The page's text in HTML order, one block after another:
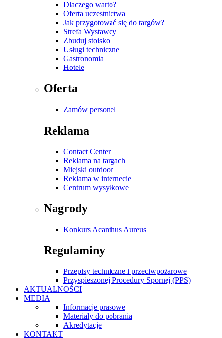
Dlaczego warto?
Oferta uczestnictwa
Jak przygotować się do targów?
Strefa Wystawcy
Zbuduj stoisko
Usługi techniczne
Gastronomia
Hotele
Oferta
Zamów personel
Reklama
Contact Center
Reklama na targach
Miejski outdoor
Reklama w internecie
Centrum wysyłkowe
Nagrody
Konkurs Acanthus Aureus
Regulaminy
Przepisy techniczne i przeciwpożarowe
Przyspieszonej Procedury Spornej (PPS)
AKTUALNOŚCI
MEDIA
Informacje prasowe
Materiały do pobrania
Akredytacje
KONTAKT